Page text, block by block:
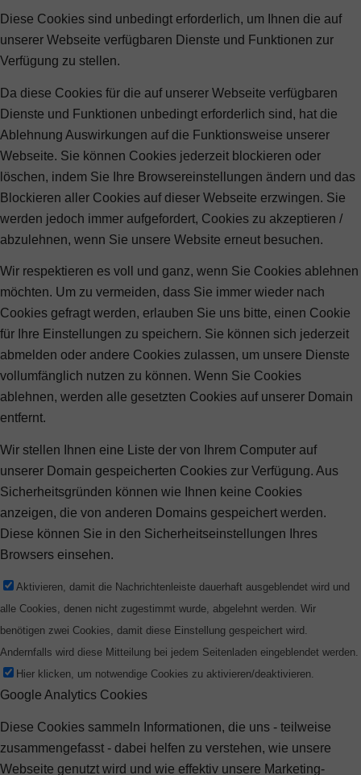
Diese Cookies sind unbedingt erforderlich, um Ihnen die auf
unserer Webseite verfügbaren Dienste und Funktionen zur
Verfügung zu stellen.
Da diese Cookies für die auf unserer Webseite verfügbaren
Dienste und Funktionen unbedingt erforderlich sind, hat die
Ablehnung Auswirkungen auf die Funktionsweise unserer
Webseite. Sie können Cookies jederzeit blockieren oder
löschen, indem Sie Ihre Browsereinstellungen ändern und das
Blockieren aller Cookies auf dieser Webseite erzwingen. Sie
werden jedoch immer aufgefordert, Cookies zu akzeptieren /
abzulehnen, wenn Sie unsere Website erneut besuchen.
Wir respektieren es voll und ganz, wenn Sie Cookies ablehnen
möchten. Um zu vermeiden, dass Sie immer wieder nach
Cookies gefragt werden, erlauben Sie uns bitte, einen Cookie
für Ihre Einstellungen zu speichern. Sie können sich jederzeit
abmelden oder andere Cookies zulassen, um unsere Dienste
vollumfänglich nutzen zu können. Wenn Sie Cookies
ablehnen, werden alle gesetzten Cookies auf unserer Domain
entfernt.
Wir stellen Ihnen eine Liste der von Ihrem Computer auf
unserer Domain gespeicherten Cookies zur Verfügung. Aus
Sicherheitsgründen können wie Ihnen keine Cookies
anzeigen, die von anderen Domains gespeichert werden.
Diese können Sie in den Sicherheitseinstellungen Ihres
Browsers einsehen.
Aktivieren, damit die Nachrichtenleiste dauerhaft ausgeblendet wird und
alle Cookies, denen nicht zugestimmt wurde, abgelehnt werden. Wir
benötigen zwei Cookies, damit diese Einstellung gespeichert wird.
Andernfalls wird diese Mitteilung bei jedem Seitenladen eingeblendet werden.
Hier klicken, um notwendige Cookies zu aktivieren/deaktivieren.
Google Analytics Cookies
Diese Cookies sammeln Informationen, die uns - teilweise
zusammengefasst - dabei helfen zu verstehen, wie unsere
Webseite genutzt wird und wie effektiv unsere Marketing-